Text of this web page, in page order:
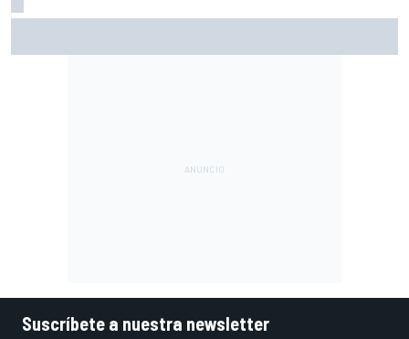
Suscríbete a nuestra newsletter